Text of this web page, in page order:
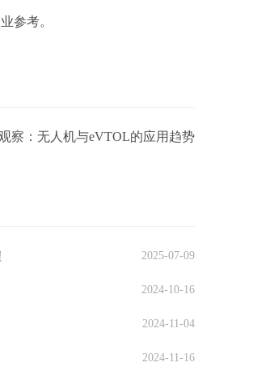
参考。
察：无人机与eVTOL的应用趋势
2025-07-09
2024-10-16
2024-11-04
2024-11-16